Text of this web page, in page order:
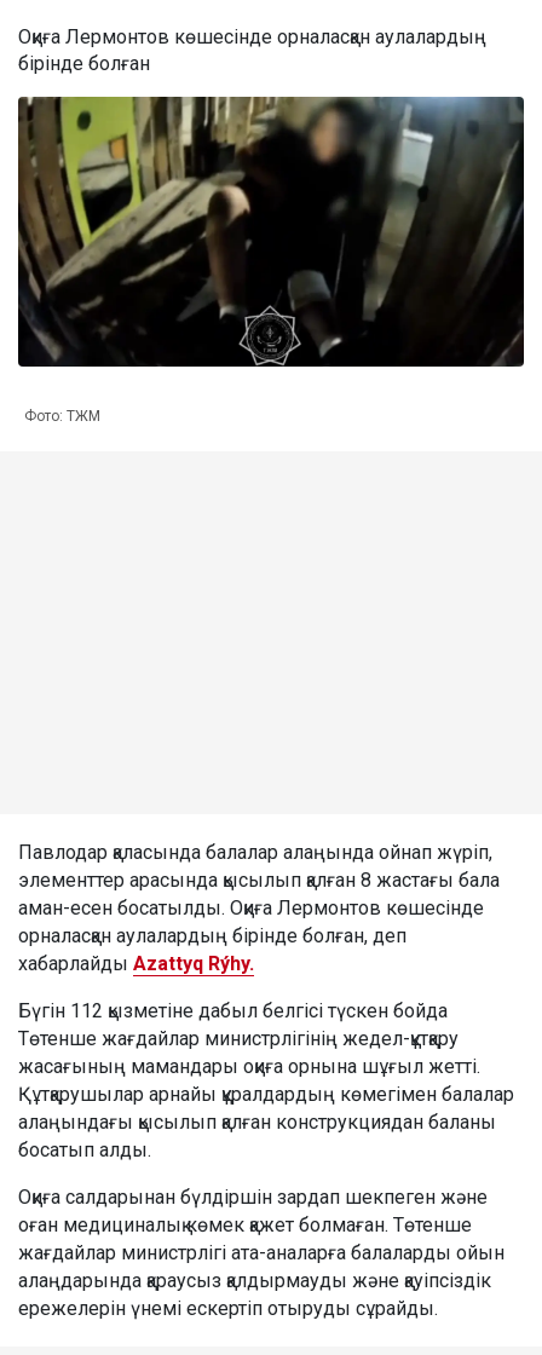
Оқиға Лермонтов көшесінде орналасқан аулалардың
бірінде болған
Фото: ТЖМ
Павлодар қаласында балалар алаңында ойнап жүріп,
элементтер арасында қысылып қалған 8 жастағы бала
аман-есен босатылды. Оқиға Лермонтов көшесінде
орналасқан аулалардың бірінде болған, деп
хабарлайды Azattyq Rýhy.
Бүгін 112 қызметіне дабыл белгісі түскен бойда
Төтенше жағдайлар министрлігінің жедел-құтқару
жасағының мамандары оқиға орнына шұғыл жетті.
Құтқарушылар арнайы құралдардың көмегімен балалар
алаңындағы қысылып қалған конструкциядан баланы
босатып алды.
Оқиға салдарынан бүлдіршін зардап шекпеген және
оған медициналық көмек қажет болмаған. Төтенше
жағдайлар министрлігі ата-аналарға балаларды ойын
алаңдарында қараусыз қалдырмауды және қауіпсіздік
ережелерін үнемі ескертіп отыруды сұрайды.